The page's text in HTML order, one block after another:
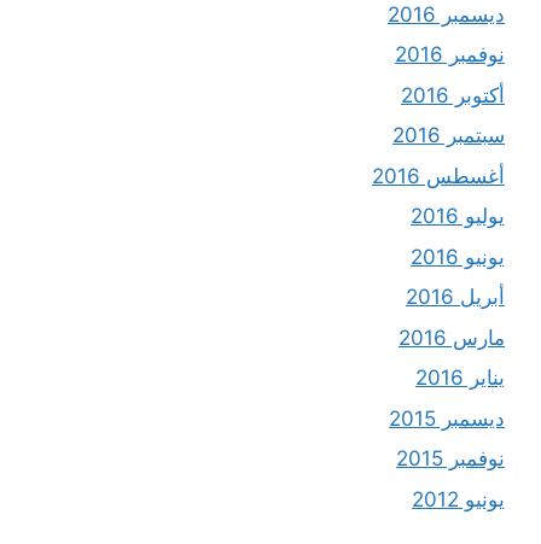
ديسمبر 2016
نوفمبر 2016
أكتوبر 2016
سبتمبر 2016
أغسطس 2016
يوليو 2016
يونيو 2016
أبريل 2016
مارس 2016
يناير 2016
ديسمبر 2015
نوفمبر 2015
يونيو 2012